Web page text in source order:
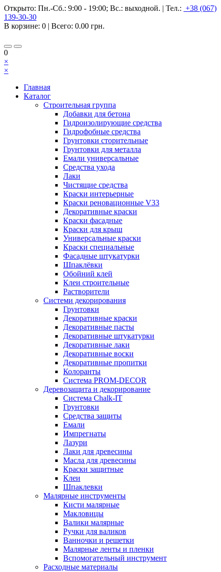
Открыто: Пн.-Сб.: 9:00 - 19:00; Вс.: выходной. | Тел.: +38 (067)
139-30-30
В корзине: 0 | Всего: 0.00 грн.
0
×
×
Главная
Каталог
Строительная группа
Добавки для бетона
Гидроизолирующие средства
Гидрофобные средства
Грунтовки сторительные
Грунтовки для металла
Емали универсальные
Средства ухода
Лаки
Чистящие средства
Краски интерьерные
Краски реновационные V33
Декоративные краски
Краски фасадные
Краски для крыш
Универсальные краски
Краски специальные
Фасадные штукатурки
Шпаклёвки
Обойний клей
Клеи строительные
Растворители
Системи декорирования
Грунтовки
Декоративные краски
Декоративные пасты
Декоративные штукатурки
Декоративные лаки
Декоративные воски
Декоративные пропитки
Колоранты
Система PROM-DECOR
Деревозащита и декорирование
Система Chalk-IT
Грунтовки
Средства защиты
Емали
Импрегнаты
Лазури
Лаки для древесины
Масла для древесины
Краски защитные
Клеи
Шпаклевки
Малярные инструменты
Кисти малярные
Макловицы
Валики малярные
Ручки для валиков
Ванночки и решетки
Малярные ленты и пленки
Вспомогательный инструмент
Расходные материалы